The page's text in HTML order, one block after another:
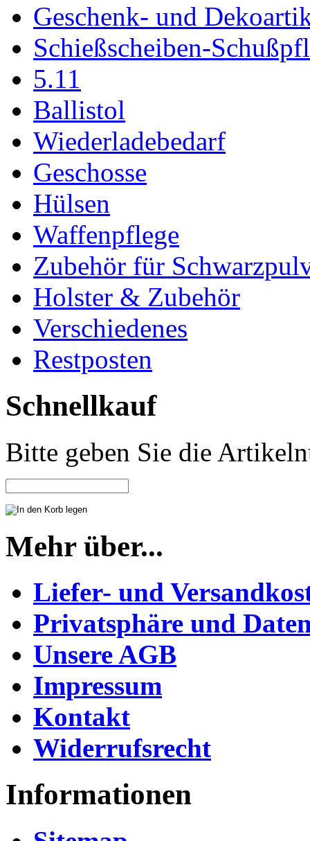
Geschenk- und
Schießscheiben-
5.11
Ballistol
Wiederladebedarf
Geschosse
Hülsen
Waffenpflege
Zubehör für
Holster & Zubehör
Verschiedenes
Restposten
Schnellkauf
Bitte geben Sie die
Mehr über...
Liefer- und
Privatsphäre und
Unsere AGB
Impressum
Kontakt
Widerrufsrecht
Informationen